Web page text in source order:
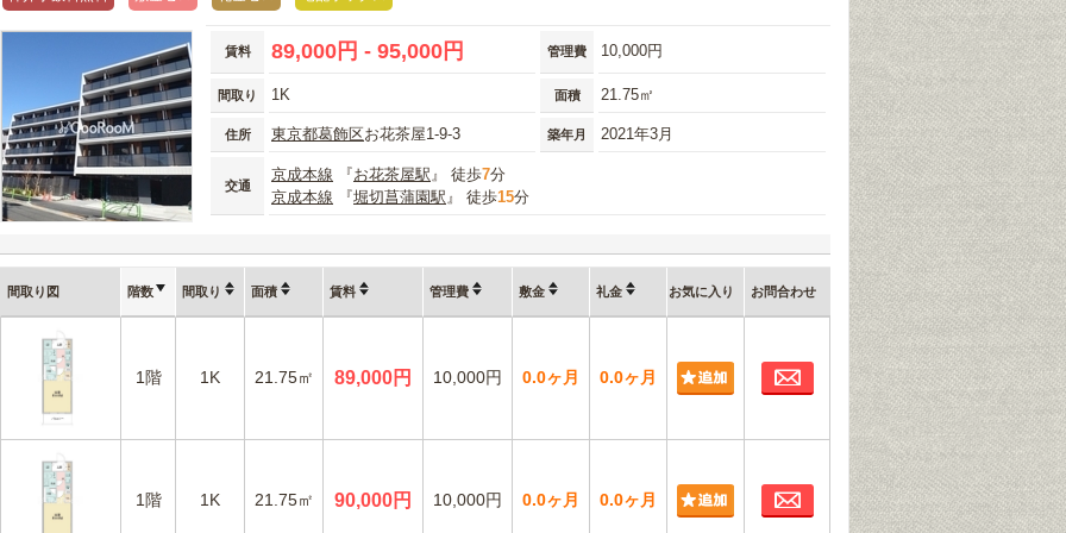
賃料 89,000円 - 95,000円 管理費 10,000円
間取り 1K 面積 21.75㎡
住所 東京都葛飾区お花茶屋1-9-3 築年月 2021年3月
交通
京成本線 『お花茶屋駅 』 徒歩7分
京成本線 『堀切菖蒲園駅 』 徒歩15分
間取り図 階数 間取り 面積 賃料 管理費 敷金 礼金 お気に入り お問合わせ
1階 1K 21.75㎡ 89,000円 10,000円 0.0ヶ月 0.0ヶ月 お問合わせ
1階 1K 21.75㎡ 90,000円 10,000円 0.0ヶ月 0.0ヶ月 お問合わせ